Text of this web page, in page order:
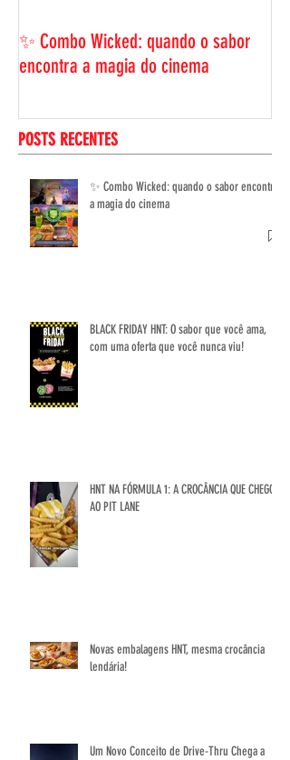
✨ Combo Wicked: quando o sabor
encontra a magia do cinema
POSTS RECENTES
✨ Combo Wicked: quando o sabor encontra
a magia do cinema
BLACK FRIDAY HNT: O sabor que você ama,
com uma oferta que você nunca viu!
HNT NA FÓRMULA 1: A CROCÂNCIA QUE CHEGOU
AO PIT LANE
Novas embalagens HNT, mesma crocância
lendária!
Um Novo Conceito de Drive-Thru Chega a